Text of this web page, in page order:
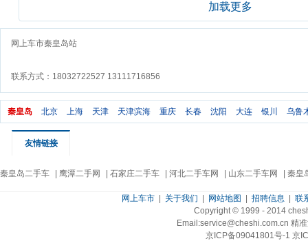
加载更多
网上车市秦皇岛站
联系方式：18032722527 13111716856
秦皇岛 北京 上海 天津 天津滨海 重庆 长春 沈阳 大连 银川 乌鲁
友情链接
秦皇岛二手车 鹰潭二手网 石家庄二手车 河北二手车网 山东二手车网 秦皇
网上车市| 关于我们 网站地图 招聘信息
联
Copyright © 1999 - 2014
Email:service@cheshi.com.cn 精
京ICP备09041801号-1 京